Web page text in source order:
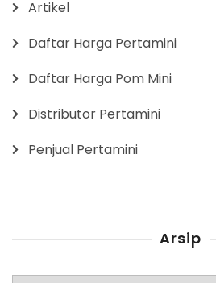
Artikel
Daftar Harga Pertamini
Daftar Harga Pom Mini
Distributor Pertamini
Penjual Pertamini
Arsip